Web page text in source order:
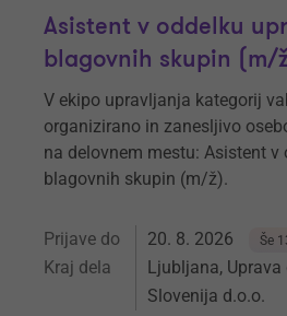
Asistent v oddelku
blagovnih skupin (m/
V ekipo upravljanja kategorij
organizirano in zanesljivo
na delovnem mestu: Asistent
blagovnih skupin (m/ž).
Prijave do 20. 8. 2026 Še
Kraj dela
Ljubljana, Uprava
Slovenija d.o.o.